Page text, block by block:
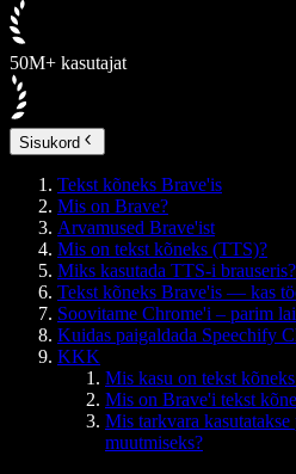
50M+ kasutajat
Sisukord
Tekst kõneks Brave'is
Mis on Brave?
Arvamused Bra­ve'ist
Mis on tekst kõneks (TTS)?
Miks kasutada TTS-i brauseris?
Tekst kõneks Bra­ve'is — kas
Soovitame Chrome'i – parim
Kuidas paigaldada Speechify
KKK
Mis kasu on tekst
Mis on Bra­ve'i tekst
Mis tarkvara
muutmiseks?